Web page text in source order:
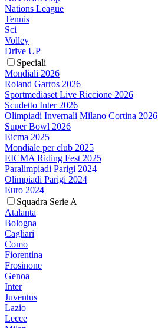
Nations League
Tennis
Sci
Volley
Drive UP
Speciali
Mondiali 2026
Roland Garros 2026
Sportmediaset Live Riccione 2026
Scudetto Inter 2026
Olimpiadi Invernali Milano Cortina 2026
Super Bowl 2026
Eicma 2025
Mondiale per club 2025
EICMA Riding Fest 2025
Paralimpiadi Parigi 2024
Olimpiadi Parigi 2024
Euro 2024
Squadra Serie A
Atalanta
Bologna
Cagliari
Como
Fiorentina
Frosinone
Genoa
Inter
Juventus
Lazio
Lecce